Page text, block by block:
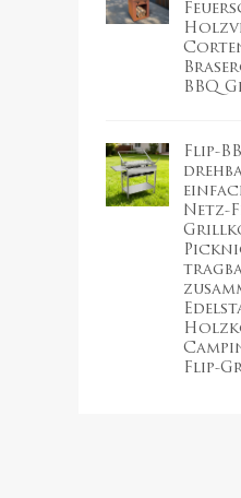
BBQ
Flip-
Netz-
Flip-